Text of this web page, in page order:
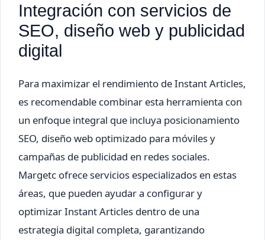
Integración con servicios de
SEO, diseño web y publicidad
digital
Para maximizar el rendimiento de Instant Articles,
es recomendable combinar esta herramienta con
un enfoque integral que incluya posicionamiento
SEO, diseño web optimizado para móviles y
campañas de publicidad en redes sociales.
Margetc ofrece servicios especializados en estas
áreas, que pueden ayudar a configurar y
optimizar Instant Articles dentro de una
estrategia digital completa, garantizando